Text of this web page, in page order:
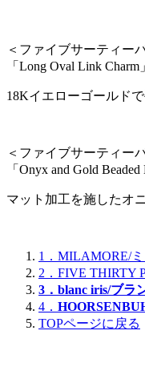
＜ファイブサーティー
「Long Oval Link Charm
18Kイエローゴールド
＜ファイブサーティー
「Onyx and Gold
マット加工を施したオ
1．MILAMORE/
2．FIVE THIRTY
3．blanc iris/ブラ
4．
TOPページに戻る